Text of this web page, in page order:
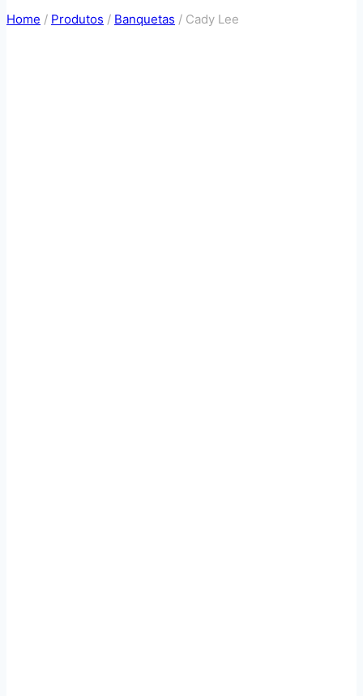
Home / Produtos / Banquetas / Cady Lee